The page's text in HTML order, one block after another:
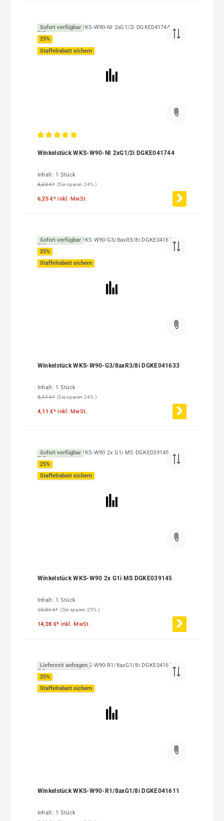
Sofort verfügbar
25%
Staffelrabatt sichern
Winkelstück WKS-W90-NI 2xG1/2i DGKE041744
Inhalt: 1 Stück
8,33 €* (Sie sparen 24% )
6,25 €*inkl. MwSt.
Sofort verfügbar
25%
Staffelrabatt sichern
Winkelstück WKS-W90-G3/8axR3/8i DGKE041633
Inhalt: 1 Stück
5,47 €* (Sie sparen 24% )
4,11 €*inkl. MwSt.
Sofort verfügbar
25%
Staffelrabatt sichern
Winkelstück WKS-W90 2x G1i MS DGKE039145
Inhalt: 1 Stück
19,04 €* (Sie sparen 25% )
14,28 €* inkl. MwSt.
Lieferzeit anfragen
25%
Staffelrabatt sichern
Winkelstück WKS-W90-R1/8axG1/8i DGKE041611
Inhalt: 1 Stück